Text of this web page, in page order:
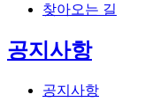
찾아오는 길
공지사항
공지사항